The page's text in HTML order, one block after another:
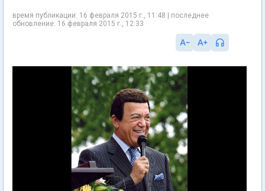
время публикации: 16 февраля 2015 г., 11:48 | последнее
обновление: 16 февраля 2015 г., 12:33